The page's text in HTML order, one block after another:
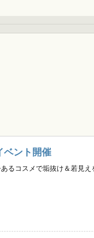
東北
ベント開催
るコスメで垢抜け＆若見え